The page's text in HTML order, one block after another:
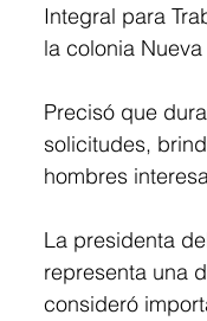
Integral para
la colonia Nueva
Precisó que
solicitudes,
hombres
La presidenta
representa una
consideró